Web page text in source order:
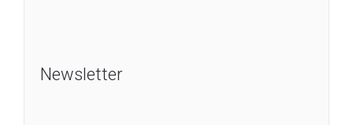
Newsletter